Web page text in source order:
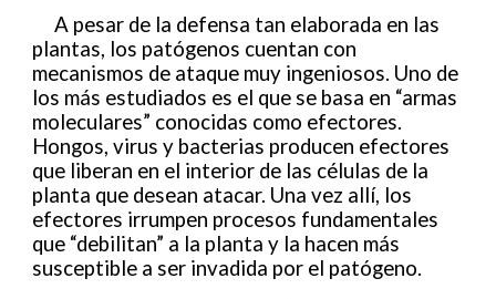
A pesar de la defensa tan elaborada en las
plantas, los patógenos cuentan con
mecanismos de ataque muy ingeniosos. Uno de
los más estudiados es el que se basa en “armas
moleculares” conocidas como efectores.
Hongos, virus y bacterias producen efectores
que liberan en el interior de las células de la
planta que desean atacar. Una vez allí, los
efectores irrumpen procesos fundamentales
que “debilitan” a la planta y la hacen más
susceptible a ser invadida por el patógeno.